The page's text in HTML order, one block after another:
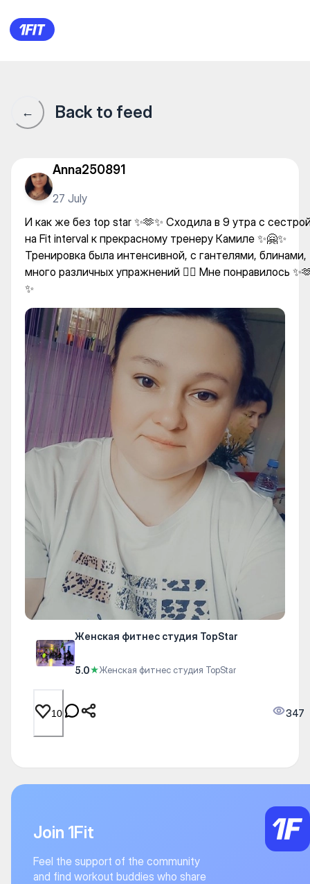
Женская фитнес студия
← Back to feed
Anna250891
27 July
И как же без top star ✨🫶✨ Сходила в 9 утра с
на Fit interval к прекрасному тренеру Камиле ✨🤗✨
Тренировка была интенсивной, с гантелями, блинами,
много различных упражнений 🏋️‍♀️ Мне понравилось
✨
Женская фитнес студия TopStar
5.0★Женская фитнес студия TopStar
10 347
Join 1Fit
Feel the support of the community
and find workout buddies who share